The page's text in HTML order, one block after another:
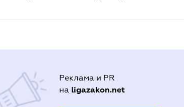
Реклама и PR
на ligazakon.net